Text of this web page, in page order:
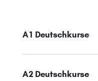
A1 Deutschkurse
A2 Deutschkurse